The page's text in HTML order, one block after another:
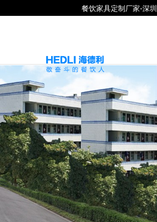
餐饮家具定制厂家-深